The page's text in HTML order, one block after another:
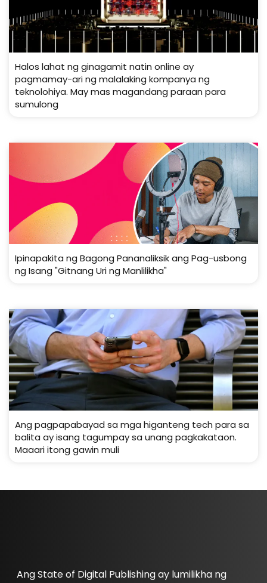
Halos lahat ng ginagamit natin online ay
pagmamay-ari ng malalaking kompanya ng
teknolohiya. May mas magandang paraan para
sumulong
Ipinapakita ng Bagong Pananaliksik ang Pag-usbong
ng Isang "Gitnang Uri ng Manlilikha"
Ang pagpapabayad sa mga higanteng tech para sa
balita ay isang tagumpay sa unang pagkakataon.
Maaari itong gawin muli
Ang State of Digital Publishing ay lumilikha ng